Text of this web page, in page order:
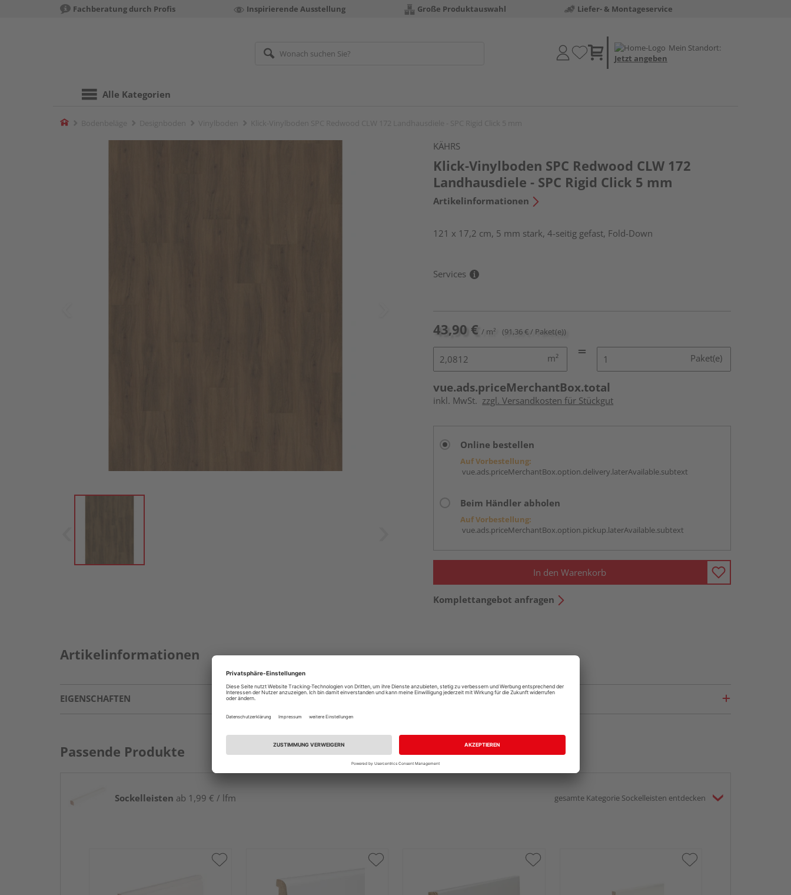
Fachberatung durch Profis Inspirierende Ausstellung Große Produktauswahl Liefer- & Montageservice
Mein Standort:
Jetzt angeben
Alle Kategorien
Home
KÄHRS
Klick-Vinylboden SPC Redwood CLW 172
Landhausdiele - SPC Rigid Click 5 mm
Artikelinformationen
121 x 17,2 cm, 5 mm stark, 4-seitig gefast, Fold-Down
Services
43,90 € / m² (91,36 € / Paket(e))
m² Paket(e)
vue.ads.priceMerchantBox.total
inkl. MwSt. zzgl. Versandkosten für Stückgut
Online bestellen
Auf Vorbestellung:
vue.ads.priceMerchantBox.option.delivery.laterAvailable.subtext
Beim Händler abholen
Auf Vorbestellung:
vue.ads.priceMerchantBox.option.pickup.laterAvailable.subtext
In den Warenkorb
Komplettangebot anfragen
Artikelinformationen
EIGENSCHAFTEN
Passende Produkte
Sockelleisten ab 1,99 € / lfm gesamte Kategorie Sockelleisten entdecken